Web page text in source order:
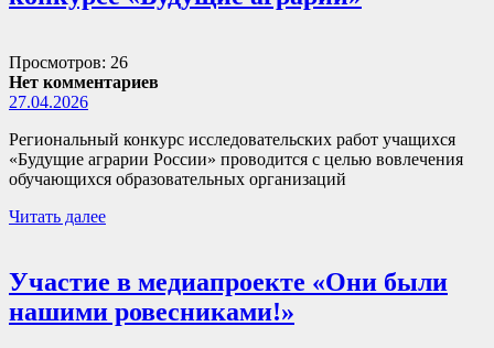
Просмотров: 26
Нет комментариев
27.04.2026
Региональный конкурс исследовательских работ учащихся
«Будущие аграрии России» проводится с целью вовлечения
обучающихся образовательных организаций
Читать далее
Участие в медиапроекте «Они были
нашими ровесниками!»